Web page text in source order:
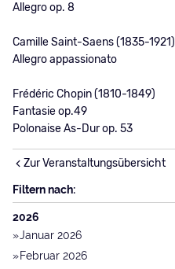
Allegro op. 8
Camille Saint-Saens (1835-1921)
Allegro appassionato
Frédéric Chopin (1810-1849)
Fantasie op.49
Polonaise As-Dur op. 53
Zur Veranstaltungsübersicht
Filtern nach:
2026
Januar 2026
Februar 2026